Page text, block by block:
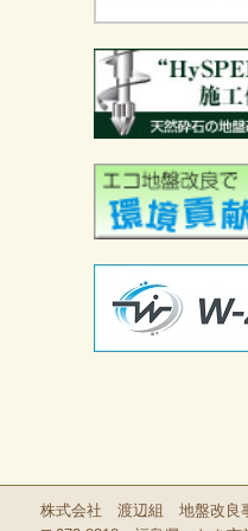
株式会社 渡辺組 地盤改良